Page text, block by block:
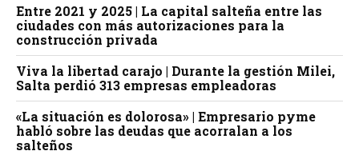
Entre 2021 y 2025 | La capital salteña entre las
ciudades con más autorizaciones para la
construcción privada
Viva la libertad carajo | Durante la gestión Milei,
Salta perdió 313 empresas empleadoras
«La situación es dolorosa» | Empresario pyme
habló sobre las deudas que acorralan a los
salteños